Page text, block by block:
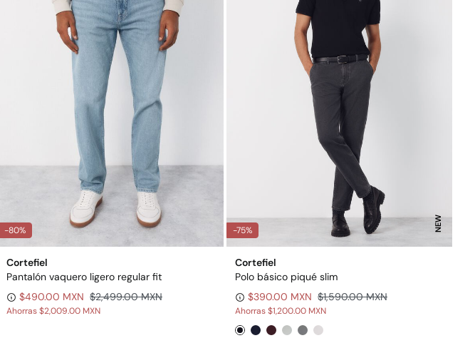
-80%
Cortefiel
Pantalón vaquero ligero regular fit
$490.00 MXN $2,499.00 MXN
Ahorras$2,009.00 MXN
-75% NEW
Cortefiel
Polo básico piqué slim
$390.00 MXN $1,590.00 MXN
Ahorras$1,200.00 MXN